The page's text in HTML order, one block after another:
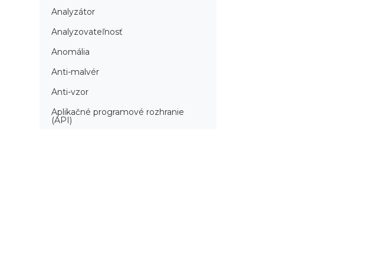
Analyzátor
Analyzovateľnosť
Anomália
Anti-malvér
Anti-vzor
Aplikačné programové rozhranie
(API)